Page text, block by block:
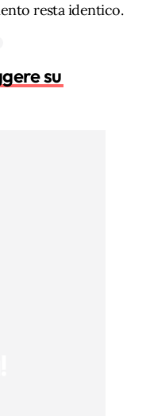
resta identico.
su